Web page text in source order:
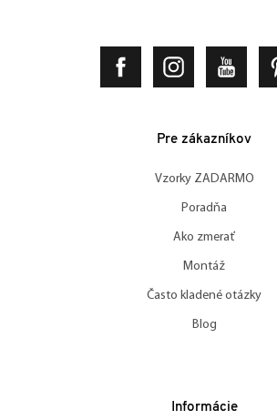
Pre zákazníkov
Vzorky ZADARMO
Poradňa
Ako zmerať
Montáž
Často kladené otázky
Blog
Informácie